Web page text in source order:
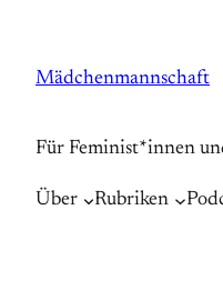
springen
Mädchenmannschaft
Für Feminist*innen
Über Rubriken